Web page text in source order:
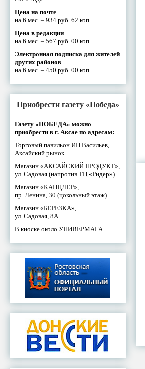
Цена на почте
на 6 мес. – 934 руб. 62 коп.
Цена в редакции
на 6 мес. – 567 руб. 00 коп.
Электронная подписка для жителей
других районов
на 6 мес. – 450 руб. 00 коп.
Приобрести газету «Победа»
Газету «ПОБЕДА» можно
приобрести в г. Аксае по адресам:
Торговый павильон ИП Васильев,
Аксайский рынок
Магазин «АКСАЙСКИЙ ПРОДУКТ»,
ул. Садовая (напротив ТЦ «Ридер»)
Магазин «КАНЦЛЕР»,
пр. Ленина, 30 (цокольный этаж)
Магазин «БЕРЕЗКА»,
ул. Садовая, 8А
В киоске около УНИВЕРМАГА